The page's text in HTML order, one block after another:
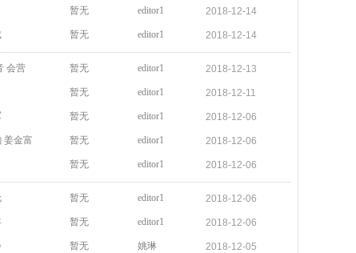
暂无 editor1 2018-12-14
暂无 editor1 2018-12-14
会营 暂无 editor1 2018-12-13
暂无 editor1 2018-12-11
暂无 editor1 2018-12-06
姜金富 暂无 editor1 2018-12-06
暂无 editor1 2018-12-06
暂无 editor1 2018-12-06
暂无 editor1 2018-12-06
暂无 姚琳 2018-12-05